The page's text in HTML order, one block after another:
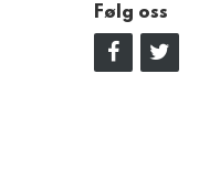
Følg oss